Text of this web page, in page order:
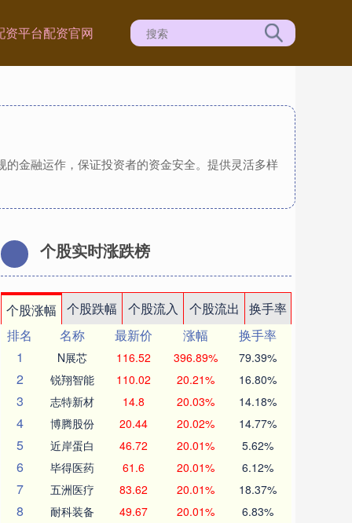
资平台配资官网
金融运作，保证投资者的资金安全。提供灵活多样
个股实时涨跌榜
个股涨幅 个股跌幅 个股流入 个股流出
换手率
排名
名称 最新价 涨幅
换手率
1
N展芯 116.52 396.89% 79.39%
2 锐翔智能 110.02 20.21% 16.80%
3 志特新材 14.8 20.03% 14.18%
4 博腾股份 20.44 20.02% 14.77%
5 近岸蛋白 46.72 20.01% 5.62%
6 毕得医药 61.6 20.01% 6.12%
7 五洲医疗 83.62 20.01% 18.37%
8 耐科装备 49.67 20.01% 6.83%